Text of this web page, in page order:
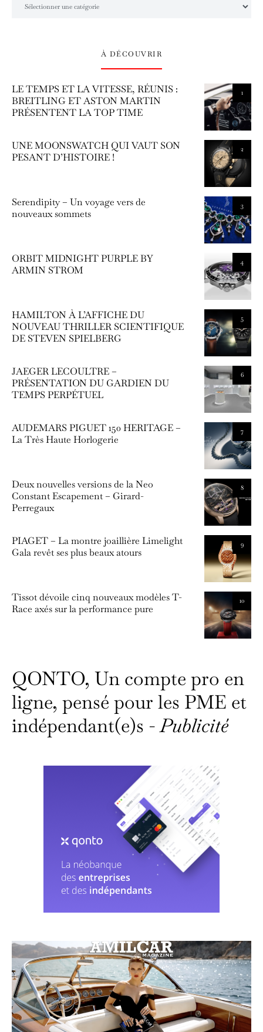
À DÉCOUVRIR
1
LE TEMPS ET LA VITESSE, RÉUNIS :
BREITLING ET ASTON MARTIN
PRÉSENTENT LA TOP TIME
2
UNE MOONSWATCH QUI VAUT SON
PESANT D’HISTOIRE !
3
Serendipity – Un voyage vers de
nouveaux sommets
4
ORBIT MIDNIGHT PURPLE BY
ARMIN STROM
5
HAMILTON À L’AFFICHE DU
NOUVEAU THRILLER SCIENTIFIQUE
DE STEVEN SPIELBERG
6
JAEGER LECOULTRE –
PRÉSENTATION DU GARDIEN DU
TEMPS PERPÉTUEL
7
AUDEMARS PIGUET 150 HERITAGE –
La Très Haute Horlogerie
8
Deux nouvelles versions de la Neo
Constant Escapement – Girard-
Perregaux
9
PIAGET – La montre joaillière Limelight
Gala revêt ses plus beaux atours
10
Tissot dévoile cinq nouveaux modèles T-
Race axés sur la performance pure
QONTO, Un compte pro en
ligne, pensé pour les PME et
indépendant(e)s -Publicité